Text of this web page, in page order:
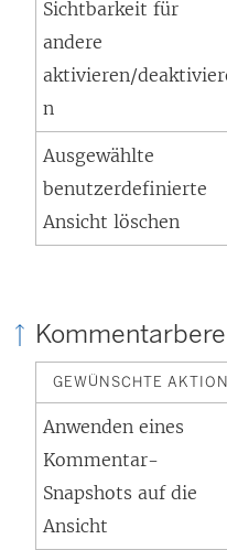
Sichtbarkeit für
andere
aktivieren/
n
Ausgewählte
benutzerdefinierte
Ansicht löschen
GEWÜNSCHTE AKTION
Anwenden eines
Kommentar-
Snapshots auf die
Ansicht